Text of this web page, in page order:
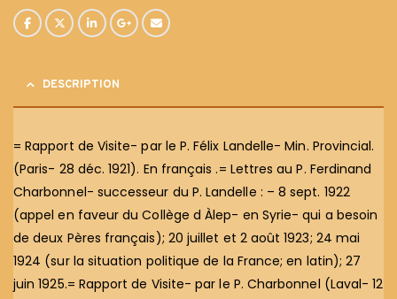
DESCRIPTION
= Rapport de Visite- par le P. Félix Landelle- Min. Provincial.
(Paris- 28 déc. 1921). En français .= Lettres au P. Ferdinand
Charbonnel- successeur du P. Landelle : – 8 sept. 1922
(appel en faveur du Collège d Àlep- en Syrie- qui a besoin
de deux Pères français); 20 juillet et 2 août 1923; 24 mai
1924 (sur la situation politique de la France; en latin); 27
juin 1925.= Rapport de Visite- par le P. Charbonnel (Laval- 12